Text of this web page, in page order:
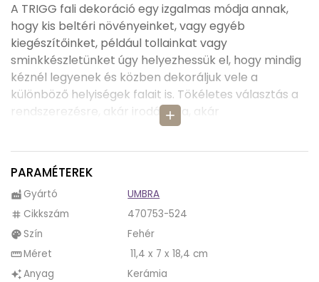
add
A TRIGG fali dekoráció egy izgalmas módja annak,
hogy kis beltéri növényeinket, vagy egyéb
kiegészítőinket, például tollainkat vagy
sminkkészletünket úgy helyezhessük el, hogy mindig
kéznél legyenek és közben dekoráljuk vele a
különböző helyiségek falait is. Tökéletes választás a
rendszerezésre, akár irodánkba, akár
fürdőszobánkba, de a lakásunk más részére is.
A TRIGG tartó modern, geometrikus alakjával
feldobja az egyszerű, festett falakat. Ha több tárolót
helyezünk egymás mellé, egész kompozíciót
hozhatunk létre például a beltéri pozsgás
növényekkel vagy egyéb kiegészítőkkel.
A kerámia tartót elegánsan fogja körül a fém
akasztó.
PARAMÉTEREK
factory Gyártó UMBRA
tag Cikkszám 470753-524
palette Szín Fehér
straightenMéret 11,4 x 7 x 18,4 cm
auto_awesomeAnyag Kerámia